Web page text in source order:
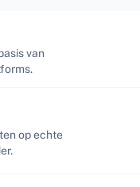
van
op echte